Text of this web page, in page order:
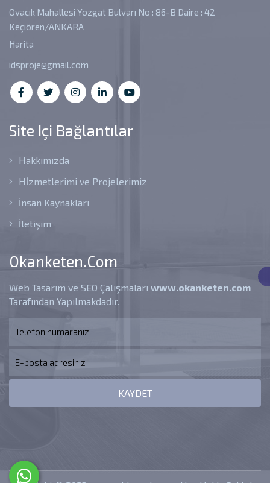
Ovacık Mahallesi Yozgat Bulvarı No : 86-B Daire : 42
Keçiören/ANKARA
Harita
idsproje@gmail.com
Site Içi Bağlantılar
Hakkımızda
Hİzmetlerimi ve Projelerimiz
İnsan Kaynakları
İletişim
Okanketen.com
Web Tasarım ve SEO Çalışmaları www.okanketen.com
Tarafından Yapılmakdadır.
KAYDET